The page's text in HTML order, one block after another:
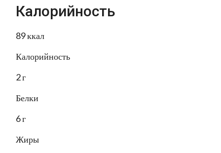
Калорийность
89 ккал
Калорийность
2 г
Белки
6 г
Жиры